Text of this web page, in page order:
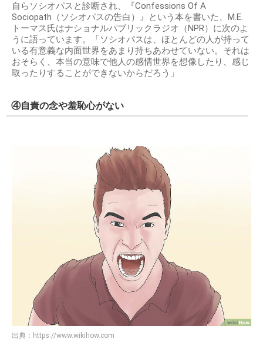
自らソシオパスと診断され、『Confessions Of A
Sociopath（ソシオパスの告白）』という本を書いた、M.E.
トーマス氏はナショナルパブリックラジオ（NPR）に次のよ
うに語っています。「ソシオパスは、ほとんどの人が持って
いる有意義な内面世界をあまり持ちあわせていない。それは
おそらく、本当の意味で他人の感情世界を想像したり、感じ
取ったりすることができないからだろう」
④自責の念や羞恥心がない
出典： https://www.wikihow.com